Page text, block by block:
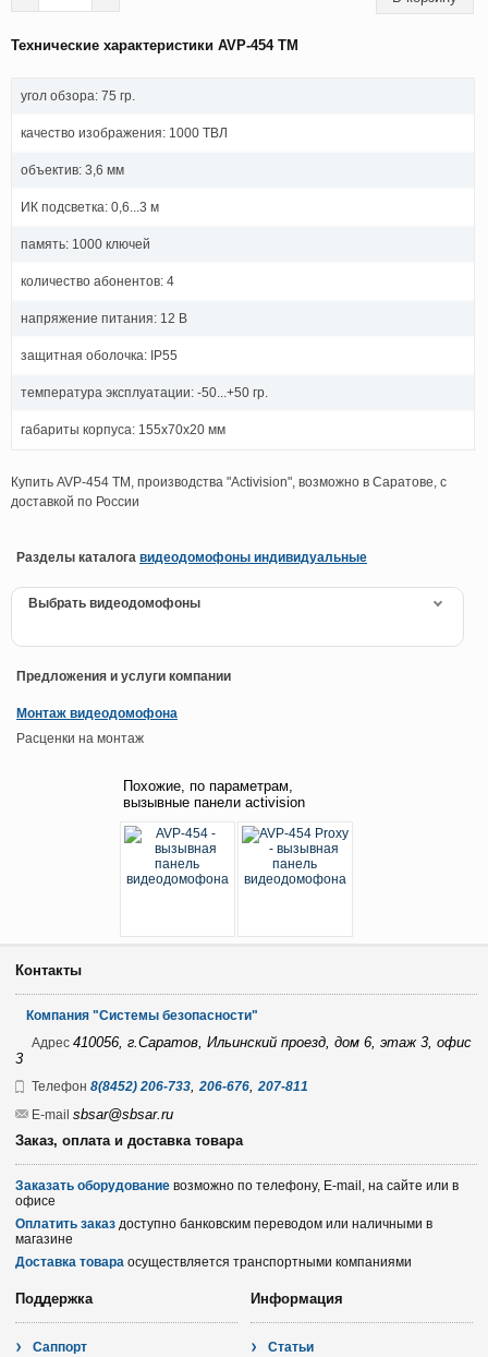
Технические характеристики AVP-454 TM
угол обзора: 75 гр.
качество изображения: 1000 ТВЛ
объектив: 3,6 мм
ИК подсветка: 0,6...3 м
память: 1000 ключей
количество абонентов: 4
напряжение питания: 12 В
защитная оболочка: IP55
температура эксплуатации: -50...+50 гр.
габариты корпуса: 155х70х20 мм
Купить AVP-454 TM, производства "Activision", возможно в Саратове, с
доставкой по России
Разделы каталога видеодомофоны индивидуальные
Выбрать видеодомофоны
Предложения и услуги компании
Монтаж видеодомофона
Расценки на монтаж
Похожие, по параметрам,
вызывные панели activision
Контакты
Компания "Системы безопасности"
Адрес 410056, г.Саратов, Ильинский проезд, дом 6, этаж 3, офис
3
Телефон 8(8452) 206-733,206-676,207-811
E-mail sbsar@sbsar.ru
Заказ, оплата и доставка товара
Заказать оборудование возможно по телефону, E-mail, на сайте или в
офисе
Оплатить заказ доступно банковским переводом или наличными в
магазине
Доставка товара осуществляется транспортными компаниями
Поддержка
Саппорт
Информация
Статьи